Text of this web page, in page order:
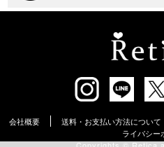
会社概要 送料・お支払い方法について
ライバシー